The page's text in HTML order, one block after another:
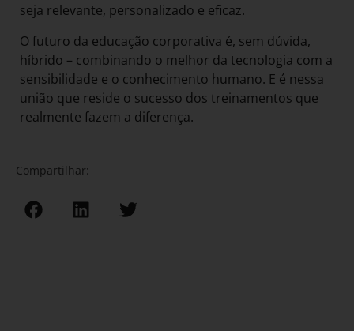
seja relevante, personalizado e eficaz.
O futuro da educação corporativa é, sem dúvida,
híbrido – combinando o melhor da tecnologia com a
sensibilidade e o conhecimento humano. E é nessa
união que reside o sucesso dos treinamentos que
realmente fazem a diferença.
Compartilhar: